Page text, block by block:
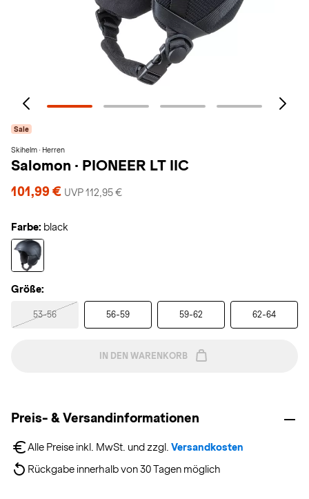
Sale
Skihelm · Herren
Salomon · PIONEER LT IIC
101,99 € UVP 112,95 €
Farbe: black
Größe:
53-56 56-59 59-62 62-64
IN DEN WARENKORB
Preis- & Versandinformationen
Alle Preise inkl. MwSt. und zzgl. Versandkosten
Rückgabe innerhalb von 30 Tagen möglich